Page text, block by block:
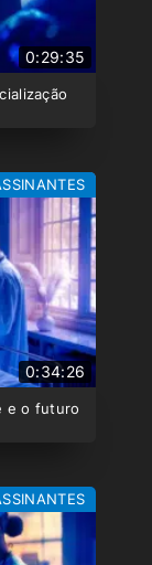
0:29:35
0:34:26
e o futuro